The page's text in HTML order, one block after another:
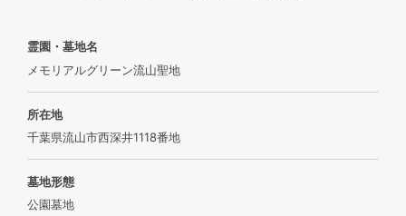
霊園・墓地名
メモリアルグリーン流山聖地
所在地
千葉県流山市西深井1118番地
墓地形態
公園墓地